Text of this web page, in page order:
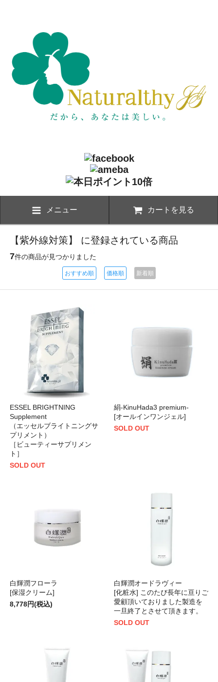
メニュー カートを見る
【紫外線対策】 に登録されている商品
7件の商品が見つかりました
おすすめ順 価格順 新着順
ESSEL BRIGHTNING
Supplement
（エッセルブライトニングサ
プリメント）
［ビューティーサプリメン
ト］
SOLD OUT
絹-KinuHada3 premium-
[オールインワンジェル]
SOLD OUT
白輝潤フローラ
[保湿クリーム]
8,778円(税込)
白輝潤オードラヴィー
[化粧水] このたび長年に亘りご
愛顧頂いておりました製造を
一旦終了とさせて頂きます。
SOLD OUT